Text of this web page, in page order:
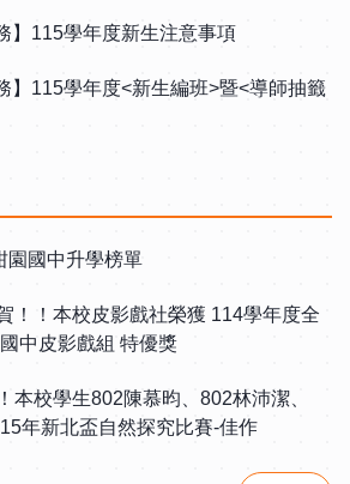
】115學年度新生注意事項
】115學年度<新生編班>暨<導師抽籤
園國中升學榜單
！！本校皮影戲社榮獲 114學年度全
中皮影戲組 特優獎
本校學生802陳慕昀、802林沛潔、
年新北盃自然探究比賽-佳作